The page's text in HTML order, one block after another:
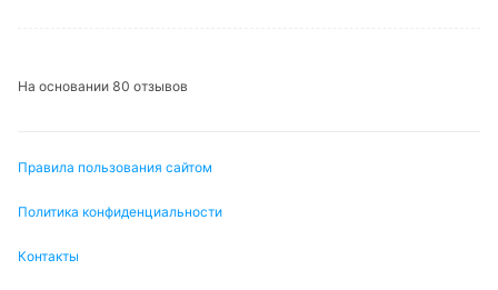
На основании 80 отзывов
Правила пользования сайтом
Политика конфиденциальности
Контакты